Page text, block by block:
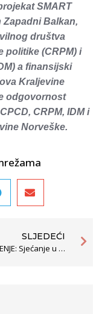
SMART
Balkan,
društva
politike (CRPM) i
a finansijski
Kraljevine
odgovornost
CRPM, IDM i
Norveške.
SLJEDEĆI
SAOPŠTENJE: Sjećanje u fokusu – osvjetljavanje ratnih priča